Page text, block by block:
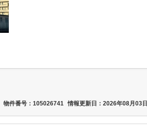
物件番号：105026741 情報更新日：2026年08月03日